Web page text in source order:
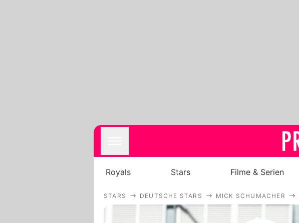
Royals Stars Filme & Serien
STARS DEUTSCHE STARS MICK SCHUMACHER